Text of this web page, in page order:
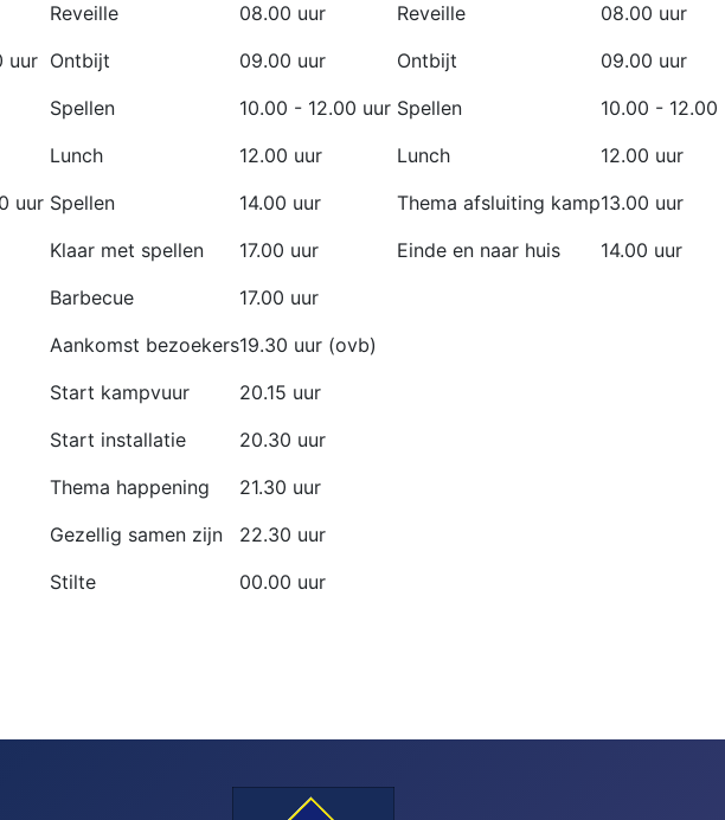
Reveille 08.00 uur Reveille
08.00 uur
uur Ontbijt 09.00 uur Ontbijt
09.00 uur
Spellen 10.00 - 12.00 uur Spellen
10.00 - 12.00
Lunch 12.00 uur Lunch
12.00 uur
uur Spellen 14.00 uur Thema afsluiting kamp13.00 uur
Klaar met spellen 17.00 uur Einde en naar huis
14.00 uur
Barbecue
17.00 uur
Aankomst bezoekers19.30 uur (ovb)
Start kampvuur
20.15 uur
Start installatie
20.30 uur
Thema happening
21.30 uur
Gezellig samen zijn
22.30 uur
Stilte
00.00 uur